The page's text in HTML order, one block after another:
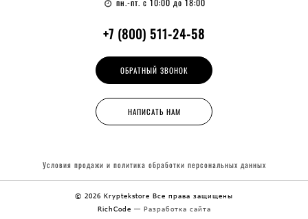
пн.-пт. с 10:00 до 18:00
+7 (800) 511-24-58
ОБРАТНЫЙ ЗВОНОК
НАПИСАТЬ НАМ
Условия продажи и политика обработки персональных данных
© 2026 Kryptekstore Все права защищены
RichCode — Разработка сайта